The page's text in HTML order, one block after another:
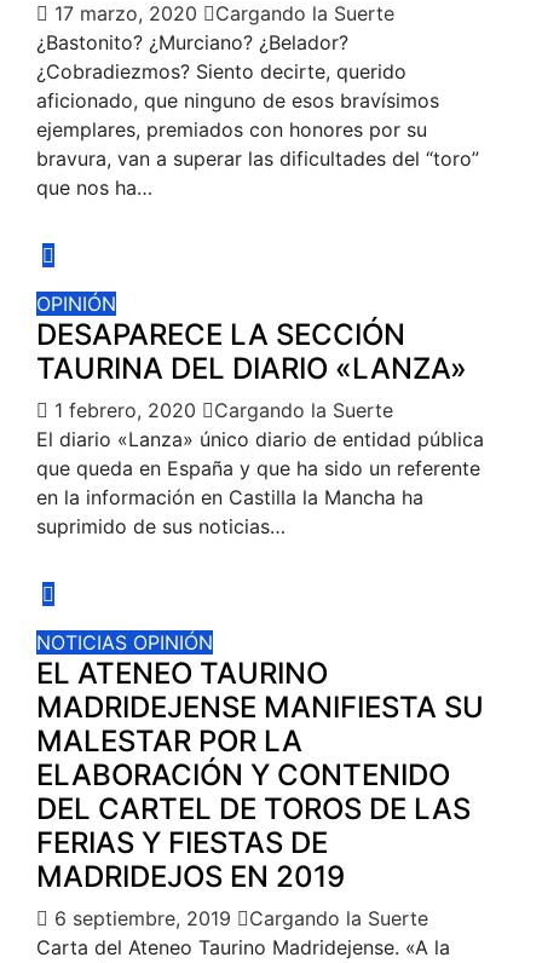
17 marzo, 2020
Cargando la Suerte
¿Bastonito? ¿Murciano? ¿Belador?
¿Cobradiezmos? Siento decirte, querido
aficionado, que ninguno de esos bravísimos
ejemplares, premiados con honores por su
bravura, van a superar las dificultades del “toro”
que nos ha…
OPINIÓN
DESAPARECE LA SECCIÓN
TAURINA DEL DIARIO «LANZA»
1 febrero, 2020
Cargando la Suerte
El diario «Lanza» único diario de entidad pública
que queda en España y que ha sido un referente
en la información en Castilla la Mancha ha
suprimido de sus noticias…
NOTICIAS OPINIÓN
EL ATENEO TAURINO
MADRIDEJENSE MANIFIESTA SU
MALESTAR POR LA
ELABORACIÓN Y CONTENIDO
DEL CARTEL DE TOROS DE LAS
FERIAS Y FIESTAS DE
MADRIDEJOS EN 2019
6 septiembre, 2019
Cargando la Suerte
Carta del Ateneo Taurino Madridejense. «A la